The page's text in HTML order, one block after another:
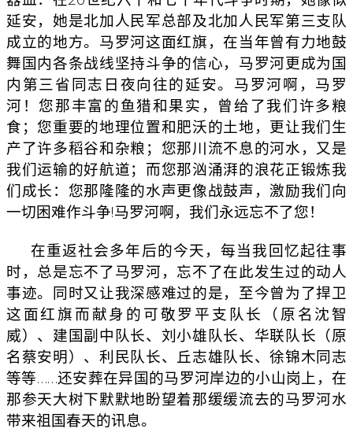
延安，她是北加人民军总部及北加人民军第三支队
成立的地方。马罗河这面红旗，在当年曾有力地鼓
舞国内各条战线坚持斗争的信心，马罗河更成为国
内第三省同志日夜向往的延安。马罗河啊，马罗
河！您那丰富的鱼猎和果实，曾给了我们许多粮
食；您重要的地理位置和肥沃的土地，更让我们生
产了许多稻谷和杂粮；您那川流不息的河水，又是
我们运输的好航道；而您那汹涌湃的浪花正锻炼我
们成长：您那隆隆的水声更像战鼓声，激励我们向
一切困难作斗争!马罗河啊，我们永远忘不了您！
在重返社会多年后的今天，每当我回忆起往事
时，总是忘不了马罗河，忘不了在此发生过的动人
事迹。同时又让我深感难过的是，至今曾为了捍卫
这面红旗而献身的可敬罗平支队长（原名沈智
威）、建国副中队长、刘小雄队长、华联队长（原
名蔡安明）、利民队长、丘志雄队长、徐锦木同志
等等……还安葬在异国的马罗河岸边的小山岗上，在
那参天大树下默默地盼望着那缓缓流去的马罗河水
带来祖国春天的讯息。